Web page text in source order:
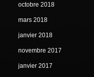
octobre 2018
mars 2018
janvier 2018
novembre 2017
janvier 2017